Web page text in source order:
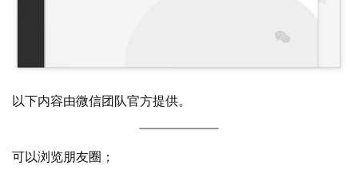
业
以下内容由微信团队官方提供。
可以浏览朋友圈；